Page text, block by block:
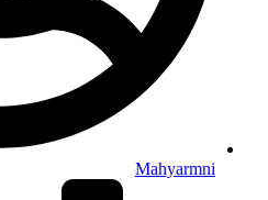
Mahyarmni